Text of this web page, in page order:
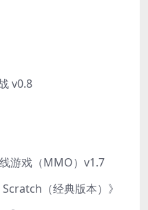
v0.8
游戏（MMO）v1.7
（经典版本）》